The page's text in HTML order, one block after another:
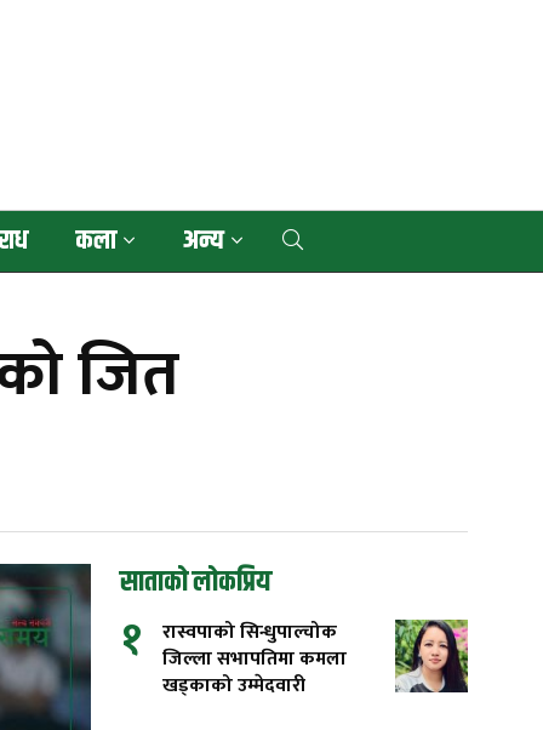
कला अन्य
जित
साताको लोकप्रिय
१
रास्वपाको सिन्धुपाल्चोक
जिल्ला सभापतिमा कमला
खड्काको उम्मेदवारी